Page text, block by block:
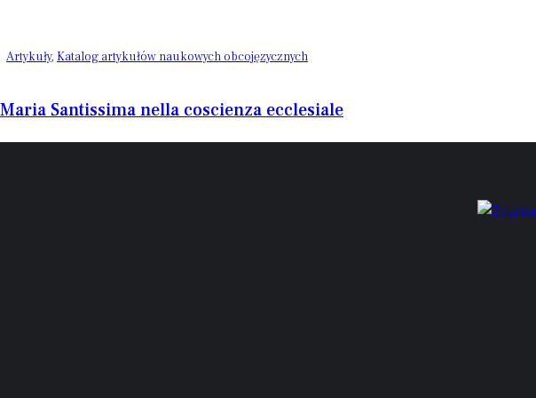
Artykuły, Katalog artykułów naukowych obcojęzycznych
Maria Santissima nella coscienza ecclesiale